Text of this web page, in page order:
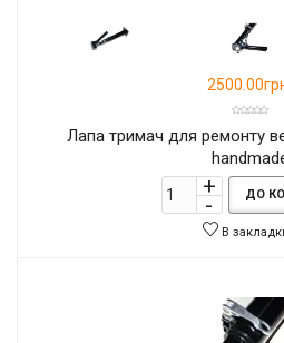
Лапа тримач для ремонту
ДО
В